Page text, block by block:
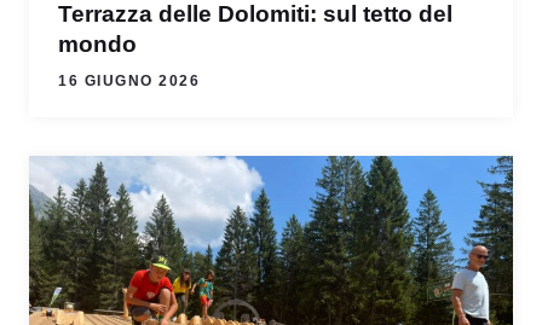
Terrazza delle Dolomiti: sul tetto del
mondo
16 GIUGNO 2026